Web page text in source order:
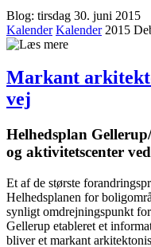
Blog: tirsdag 30. juni 2015
Kalender Kalender2015
Markant
vej
Helheds­plan
og aktivitetscenter
Et af de største
Helhedsplanen for
synligt omdrejningspunkt
Gellerup etableret et
bliver et markant